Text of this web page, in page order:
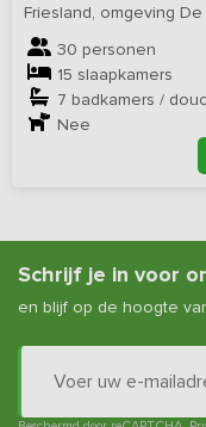
Friesland, omgeving
30 personen
15 slaapkamers
7 badkamers /
Nee
Schrijf je in voor
en blijf op de hoogte